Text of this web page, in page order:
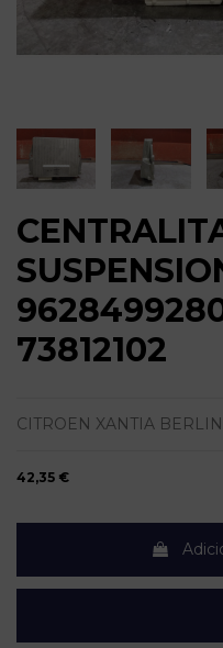
73812102
CITROEN XANTIA
42,35 €